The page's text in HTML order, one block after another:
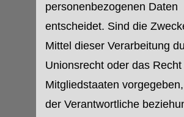
personenbezogenen Daten
entscheidet. Sind die
Mittel dieser Verarbeitung
Unionsrecht oder das Recht
Mitgliedstaaten
der Verantwortliche